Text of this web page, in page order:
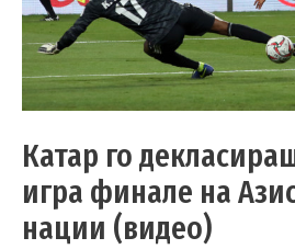
Катар го
игра финале на
нации (видео)